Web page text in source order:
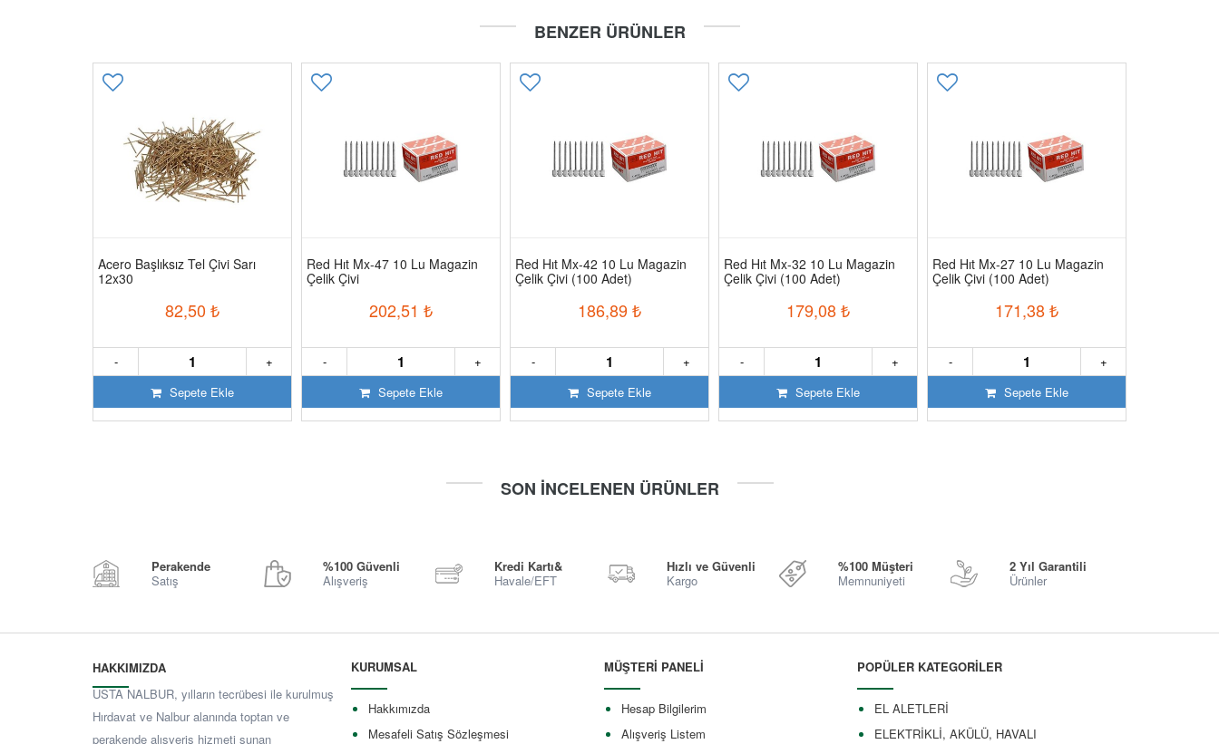
BENZER ÜRÜNLER
Acero Başlıksız Tel Çivi Sarı
12x30
82,50 ₺
+
-
Sepete Ekle
Red Hıt Mx-47 10 Lu Magazin
Çelik Çivi
202,51 ₺
+
-
Sepete Ekle
Red Hıt Mx-42 10 Lu Magazin
Çelik Çivi (100 Adet)
186,89₺
+
-
Sepete Ekle
Red Hıt Mx-32 10 Lu Magazin
Çelik Çivi (100 Adet)
179,08₺
+
-
Sepete Ekle
Red Hıt Mx-27 10 Lu Magazin
Çelik Çivi (100 Adet)
171,38₺
+
-
Sepete Ekle
SON İNCELENEN ÜRÜNLER
Perakende
Satış
%100 Güvenli
Alışveriş
Kredi Kartı&
Havale/EFT
Hızlı ve Güvenli
Kargo
%100 Müşteri
Memnuniyeti
2 Yıl Garantili
Ürünler
HAKKIMIZDA
USTA NALBUR, yılların tecrübesi ile kurulmuş
Hırdavat ve Nalbur alanında toptan ve
perakende alışveriş hizmeti sunan
KURUMSAL
Hakkımızda
Mesafeli Satış Sözleşmesi
MÜŞTERİ PANELİ
Hesap Bilgilerim
Alışveriş Listem
POPÜLER KATEGORİLER
EL ALETLERİ
ELEKTRİKLİ, AKÜLÜ, HAVALI